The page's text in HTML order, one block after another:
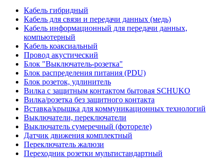
Кабель гибридный
Кабель для связи и передачи данных (медь)
Кабель информационный для передачи данных,
компьютерный
Кабель коаксиальный
Провод акустический
Блок "Выключатель-розетка"
Блок распределения питания (PDU)
Блок розеток, удлинитель
Вилка с защитным контактом бытовая SCHUKO
Вилка/розетка без защитного контакта
Вставка/крышка для коммуникационных технологий
Выключатели, переключатели
Выключатель сумеречный (фотореле)
Датчик движения комплектный
Переключатель жалюзи
Переходник розетки мультистандартный